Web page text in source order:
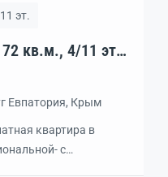
эт.
кв.м., 4/11 эт.,
Евпатория, Крым
квартира в
c